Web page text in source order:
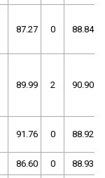
87.27 0 88.84
89.99 2 90.90
91.76 0 88.92
86.60 0 88.93